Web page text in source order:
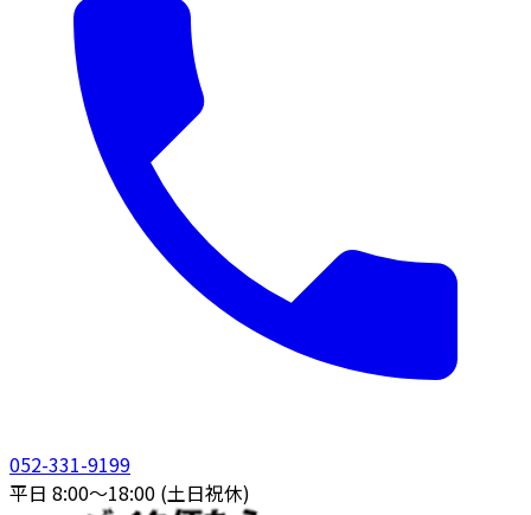
052-331-9199
平日 8:00〜18:00 (土日祝休)